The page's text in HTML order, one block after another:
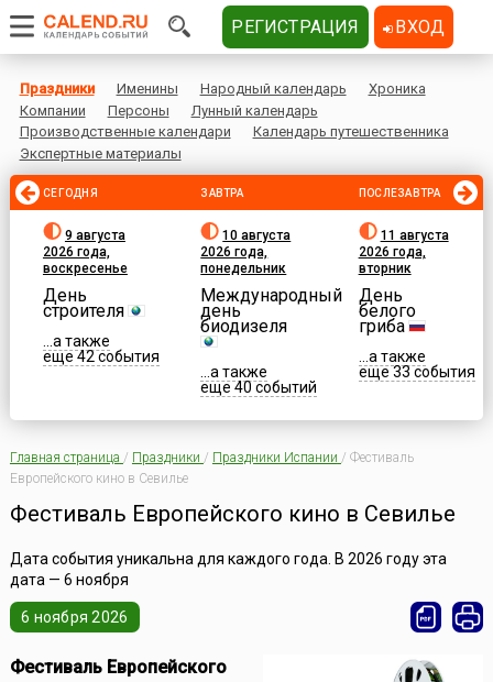
Праздники Именины Народный календарь
Хроника
Компании
Персоны
Лунный календарь
Производственные календари
Календарь путешественника
Экспертные материалы
СЕГОДНЯ
9 августа
2026 года,
воскресенье
День
строителя
...а также
еще 42 события
ЗАВТРА
10 августа
2026 года,
понедельник
Международный
день
биодизеля
...а также
еще 40 событий
ПОСЛЕЗАВТРА
11 августа
2026 года,
вторник
День
белого
гриба
...а также
еще 33 события
Главная страница / Праздники / Праздники Испании / Фестиваль
Европейского кино в Севилье
Фестиваль Европейского кино в Севилье
Дата события уникальна для каждого года. В 2026 году эта
дата — 6 ноября
6 ноября 2026
Фестиваль Европейского
РЕГИСТРАЦИЯ ВХОД